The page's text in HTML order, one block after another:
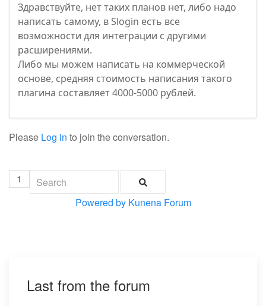
Здравствуйте, нет таких планов нет, либо надо
написать самому, в Slogin есть все
возможности для интеграции с другими
расширениями.
Либо мы можем написать на коммерческой
основе, средняя стоимость написания такого
плагина составляет 4000-5000 рублей.
Please Log in to join the conversation.
1
Powered by Kunena Forum
Last from the forum